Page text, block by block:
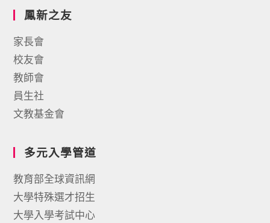
鳳新之友
家長會
校友會
教師會
員生社
文教基金會
多元入學管道
教育部全球資訊網
大學特殊選才招生
大學入學考試中心